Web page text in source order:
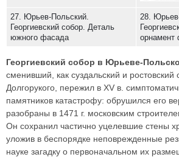
27. Юрьев-Польский.
Георгиевский собор. Деталь
южного фасада
28.
орнамент
Георгиевский собор в Юрьеве-
сменивший, как суздальский и
Долгорукого, пережил в XV в.
памятников катастрофу: обрушился его
разобраны в 1471 г. московским
Он сохранил частично уцелевшие стены
уложив в беспорядке неповрежденные
науке загадку о первоначальном их